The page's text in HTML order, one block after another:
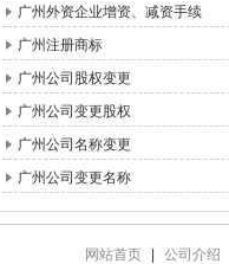
广州外资企业增资、减资手续
广州注册商标
广州公司股权变更
广州公司变更股权
广州公司名称变更
广州公司变更名称
网站首页
公司介绍